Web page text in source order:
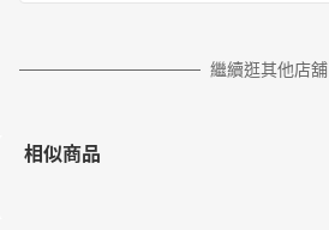
繼續逛其他店舖
相似商品